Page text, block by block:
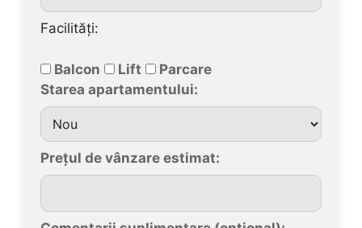
Facilități:
Balcon Lift
Parcare
Starea apartamentului:
Prețul de vânzare estimat: